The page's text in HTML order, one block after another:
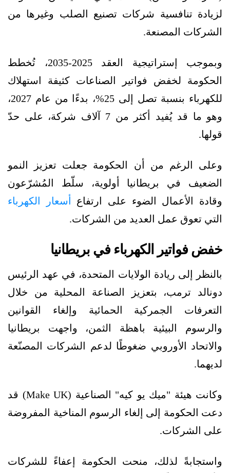
لزيادة تنافسية شركات تصنيع الصلب وغيرها من
الشركات المصنعة.
وبموجب إستراتيجية العقد 2025-2035، تُخطط
الحكومة لخفض فواتير الصناعات كثيفة استهلاك
للكهرباء بنسبة تصل إلى 25%، بدءًا من عام 2027،
وهو ما قد يُفيد أكثر من 7 آلاف شركة، على حدّ
قولها.
وعلى الرغم من أن الحكومة جعلت تعزيز النمو
الضعيف في بريطانيا أولوية، سلّط المُشرّعون
وقادة الأعمال الضوء على ارتفاع أسعار الكهرباء
التي تعوق عمل العديد من الشركات.
خفض فواتير الكهرباء في بريطانيا
بالنظر إلى ريادة الولايات المتحدة، في عهد الرئيس
دونالد ترمب، بتعزيز الصناعة المحلية من خلال
التعرفات الجمركية الحمائية وإلغاء القوانين
والرسوم البيئية باهظة الثمن، واجهت بريطانيا
والاتحاد الأوروبي ضغوطًا لدعم الشركات المصنّعة
لديهما.
وكانت هيئة "ميك يو كيه" الصناعية (Make UK) قد
دعت الحكومة إلى إلغاء الرسوم المناخية المفروضة
على الشركات.
واستجابةً لذلك، منحت الحكومة إعفاءً للشركات